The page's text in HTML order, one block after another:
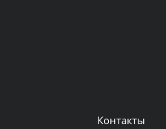
Контакты